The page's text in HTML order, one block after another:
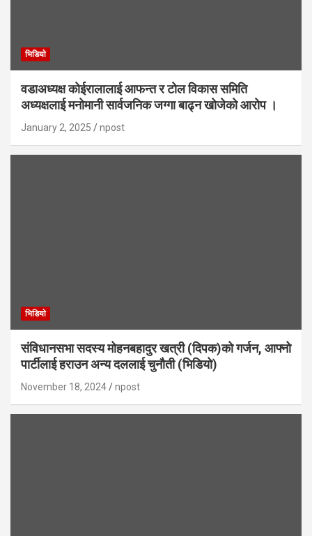
भिडियाे
वडाअध्यक्ष कोईरालालाई आफन्त र टोल विकास समिति
अध्यक्षलाई मनोमानी सार्वजनिक जग्गा बाढ्न खोजेको आरोप ।
January 2, 2025 npost
भिडियाे
संविधानसभा सदस्य मोहनबहादुर खत्री (दिपक)को गर्जन, आफ्नो
पार्टीलाई हराउन अन्य दललाई चुनौती (भिडियो)
November 18, 2024 npost